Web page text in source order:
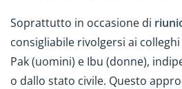
Soprattutto in occasione di
consigliabile rivolgersi ai
Pak (uomini) e Ibu (donne),
o dallo stato civile. Questo